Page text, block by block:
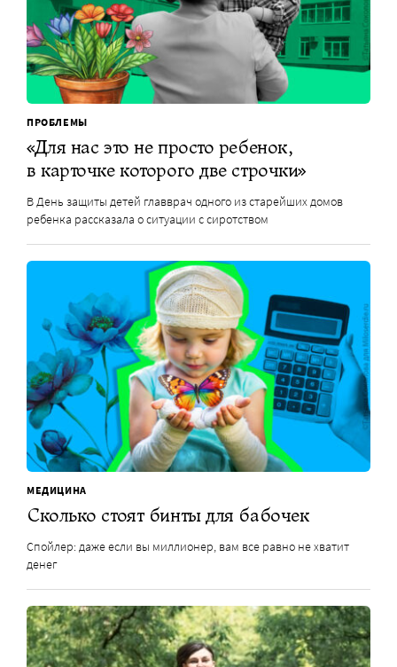
ПРОБЛЕМЫ
«Для нас это не просто ребенок,
в карточке которого две строчки»
В День защиты детей главврач одного из старейших домов
ребенка рассказала о ситуации с сиротством
МЕДИЦИНА
Сколько стоят бинты для бабочек
Спойлер: даже если вы миллионер, вам все равно не хватит
денег